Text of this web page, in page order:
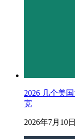
2026 几个美
宽
2026年7月10日